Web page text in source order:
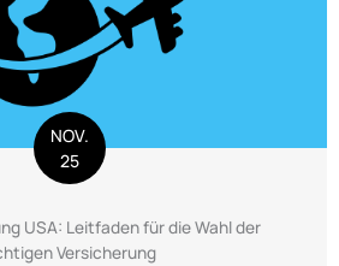
NOV.
25
USA: Leitfaden für die Wahl der
Versicherung